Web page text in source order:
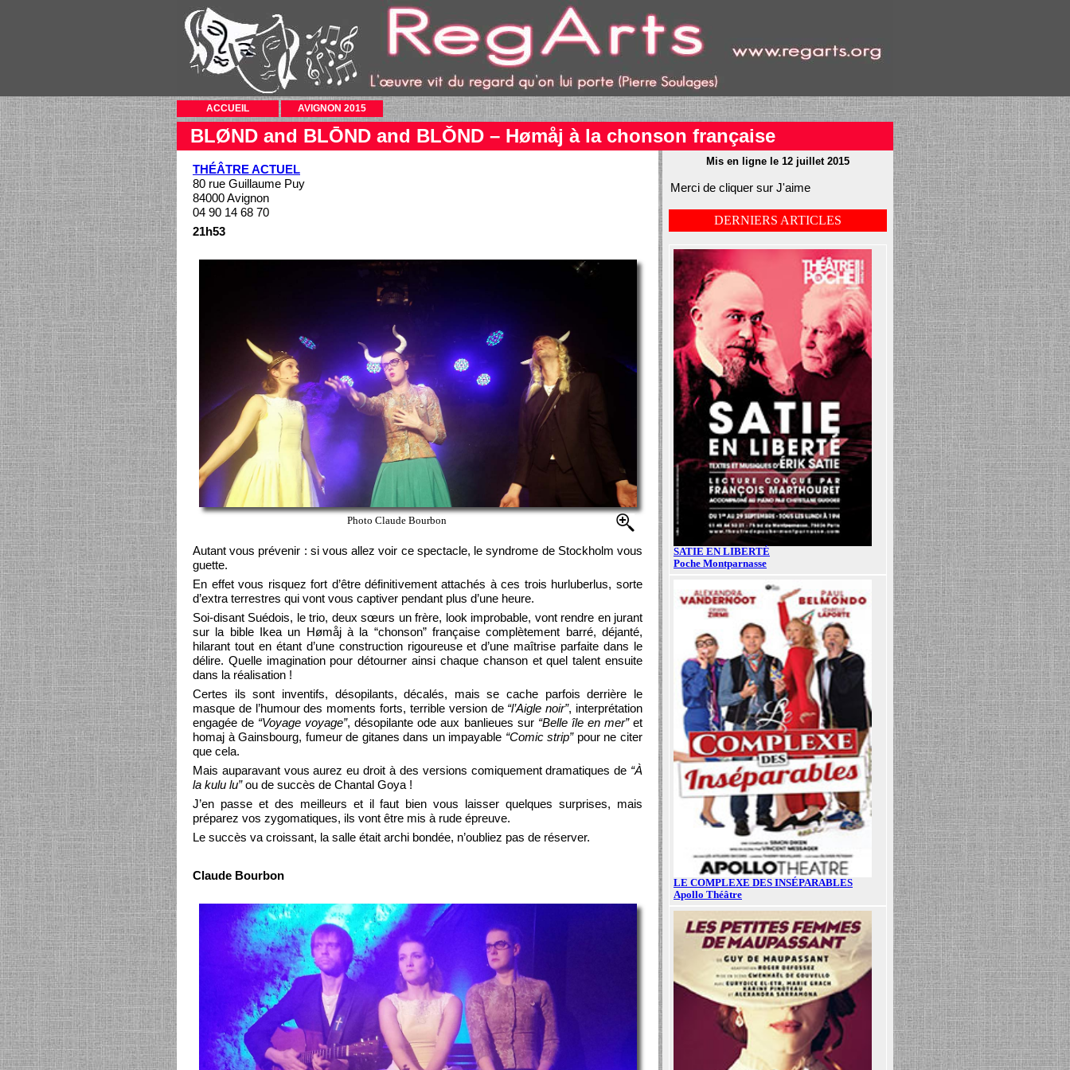
ACCUEIL AVIGNON 2015
BLØND and BLŌND and BLǑND – Hømåj à la chonson française
THÉÂTRE ACTUEL
80 rue Guillaume Puy
84000 Avignon
04 90 14 68 70
21h53
Photo Claude Bourbon
Autant vous prévenir : si vous allez voir ce spectacle, le syndrome de Stockholm vous
guette.
En effet vous risquez fort d’être définitivement attachés à ces trois hurluberlus, sorte
d’extra terrestres qui vont vous captiver pendant plus d’une heure.
Soi-disant Suédois, le trio, deux sœurs un frère, look improbable, vont rendre en jurant
sur la bible Ikea un Hømåj à la “chonson” française complètement barré, déjanté,
hilarant tout en étant d’une construction rigoureuse et d’une maîtrise parfaite dans le
délire. Quelle imagination pour détourner ainsi chaque chanson et quel talent ensuite
dans la réalisation !
Certes ils sont inventifs, désopilants, décalés, mais se cache parfois derrière le
masque de l’humour des moments forts, terrible version de “l’Aigle noir”, interprétation
engagée de “Voyage voyage”, désopilante ode aux banlieues sur “Belle île en mer”et
homaj à Gainsbourg, fumeur de gitanes dans un impayable “Comic strip”pour ne citer
que cela.
Mais auparavant vous aurez eu droit à des versions comiquement dramatiques de “À
la kulu lu”ou de succès de Chantal Goya !
J’en passe et des meilleurs et il faut bien vous laisser quelques surprises, mais
préparez vos zygomatiques, ils vont être mis à rude épreuve.
Le succès va croissant, la salle était archi bondée, n’oubliez pas de réserver.
Claude Bourbon
Mis en ligne le 12 juillet 2015
Merci de cliquer sur J'aime